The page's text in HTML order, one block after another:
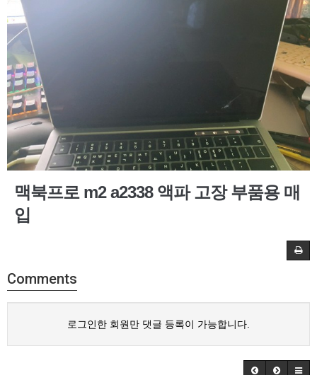
맥북프로 m2 a2338 액파 고장 부품용 매
입
Comments
로그인한 회원만 댓글 등록이 가능합니다.